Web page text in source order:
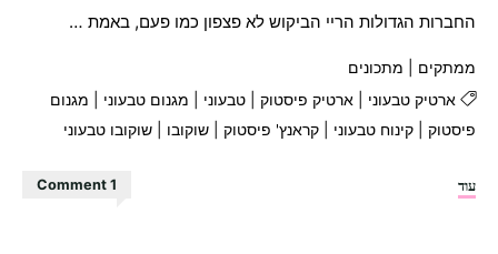
החברות הגדולות הריי הביקוש לא פצפון כמו פעם, באמת …
ממתקים
מתכונים
ארטיק טבעוני
ארטיק פיסטוק| טבעוני מגנום טבעוני
מגנום
פיסטוק |קינוח טבעוני |קראנץ' פיסטוק |שוקובו |שוקובו טבעוני
עוד"ארטיק
1 Comment